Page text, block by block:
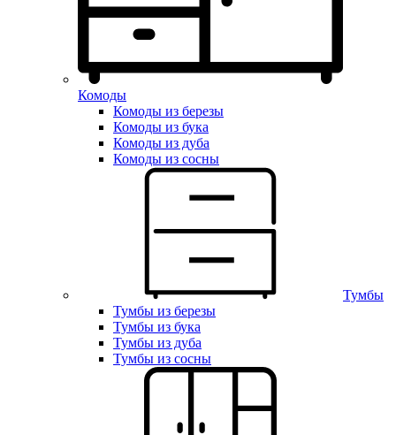
Комоды
Комоды из березы
Комоды из бука
Комоды из дуба
Комоды из сосны
Тумбы
Тумбы из березы
Тумбы из бука
Тумбы из дуба
Тумбы из сосны